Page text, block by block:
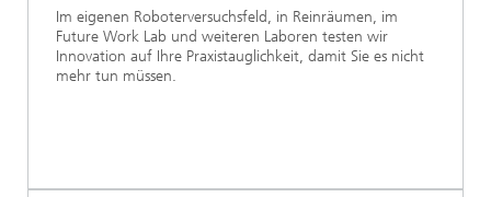
Im eigenen Roboterversuchsfeld, in Reinräumen, im
Future Work Lab und weiteren Laboren testen wir
Innovation auf Ihre Praxistauglichkeit, damit Sie es nicht
mehr tun müssen.